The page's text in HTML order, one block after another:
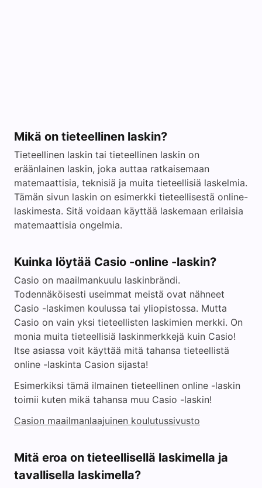
Mikä on tieteellinen laskin?
Tieteellinen laskin tai tieteellinen laskin on
eräänlainen laskin, joka auttaa ratkaisemaan
matemaattisia, teknisiä ja muita tieteellisiä laskelmia.
Tämän sivun laskin on esimerkki tieteellisestä online-
laskimesta. Sitä voidaan käyttää laskemaan erilaisia
matemaattisia ongelmia.
Kuinka löytää Casio -online -laskin?
Casio on maailmankuulu laskinbrändi.
Todennäköisesti useimmat meistä ovat nähneet
Casio -laskimen koulussa tai yliopistossa. Mutta
Casio on vain yksi tieteellisten laskimien merkki. On
monia muita tieteellisiä laskinmerkkejä kuin Casio!
Itse asiassa voit käyttää mitä tahansa tieteellistä
online -laskinta Casion sijasta!
Esimerkiksi tämä ilmainen tieteellinen online -laskin
toimii kuten mikä tahansa muu Casio -laskin!
Casion maailmanlaajuinen koulutussivusto
Mitä eroa on tieteellisellä laskimella ja
tavallisella laskimella?